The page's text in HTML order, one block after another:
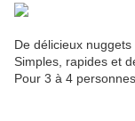
De délicieux
Simples, rapides et
Pour 3 à 4